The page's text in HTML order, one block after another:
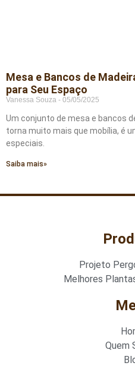
Mesa e Bancos de
para Seu Espaço
Vanessa Souza 05/05/2025
Um conjunto de mesa e bancos
torna muito mais que mobília, é
especiais.
Saiba mais»
Projeto
Melhores
Quem